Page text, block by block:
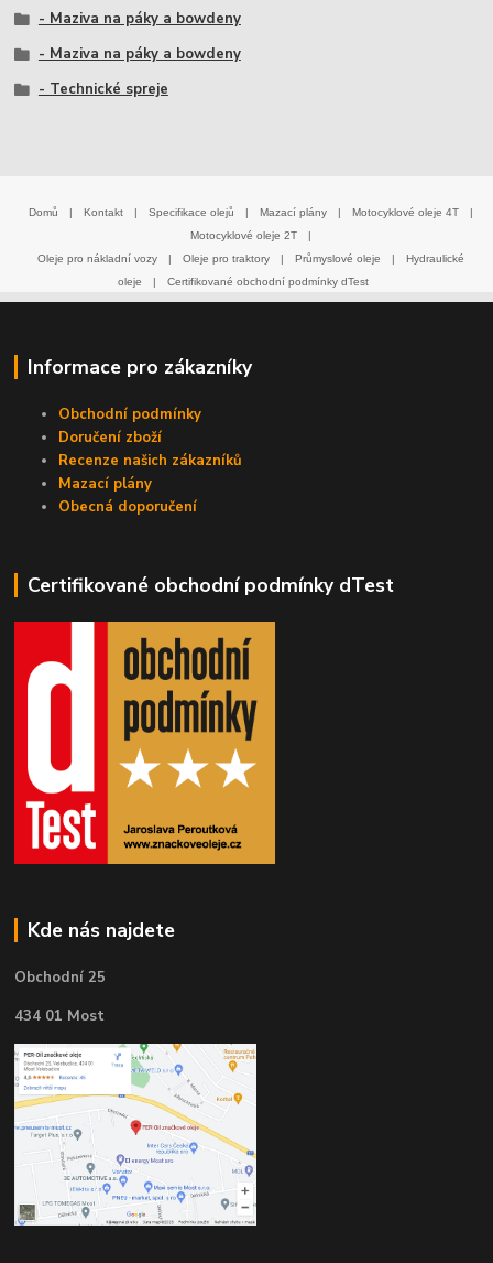
- Maziva na páky a bowdeny
- Maziva na páky a bowdeny
- Technické spreje
Domů Kontakt Specifikace olejů Mazací plány Motocyklové oleje 4T
Motocyklové oleje 2T
Oleje pro nákladní vozy
Oleje pro traktory Průmyslové oleje
Hydraulické
oleje
Certifikované obchodní podmínky dTest
Informace pro zákazníky
Obchodní podmínky
Doručení zboží
Recenze našich zákazníků
Mazací plány
Obecná doporučení
Certifikované obchodní podmínky dTest
Kde nás najdete
Obchodní 25
434 01 Most